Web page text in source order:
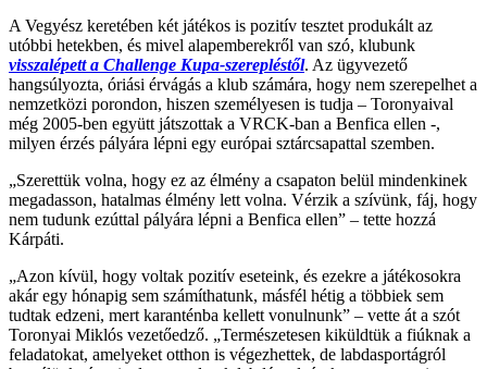
A Vegyész keretében két játékos is pozitív tesztet produkált az
utóbbi hetekben, és mivel alapemberekről van szó, klubunk
visszalépett a Challenge Kupa-szerepléstől. Az ügyvezető
hangsúlyozta, óriási érvágás a klub számára, hogy nem szerepelhet a
nemzetközi porondon, hiszen személyesen is tudja – Toronyaival
még 2005-ben együtt játszottak a VRCK-ban a Benfica ellen -,
milyen érzés pályára lépni egy európai sztárcsapattal szemben.
„Szerettük volna, hogy ez az élmény a csapaton belül mindenkinek
megadasson, hatalmas élmény lett volna. Vérzik a szívünk, fáj, hogy
nem tudunk ezúttal pályára lépni a Benfica ellen” – tette hozzá
Kárpáti.
„Azon kívül, hogy voltak pozitív eseteink, és ezekre a játékosokra
akár egy hónapig sem számíthatunk, másfél hétig a többiek sem
tudtak edzeni, mert karanténba kellett vonulnunk” – vette át a szót
Toronyai Miklós vezetőedző. „Természetesen kiküldtük a fiúknak a
feladatokat, amelyeket otthon is végezhettek, de labdasportágról